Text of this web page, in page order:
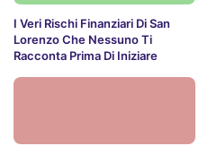
I Veri Rischi Finanziari Di San
Lorenzo Che Nessuno Ti
Racconta Prima Di Iniziare